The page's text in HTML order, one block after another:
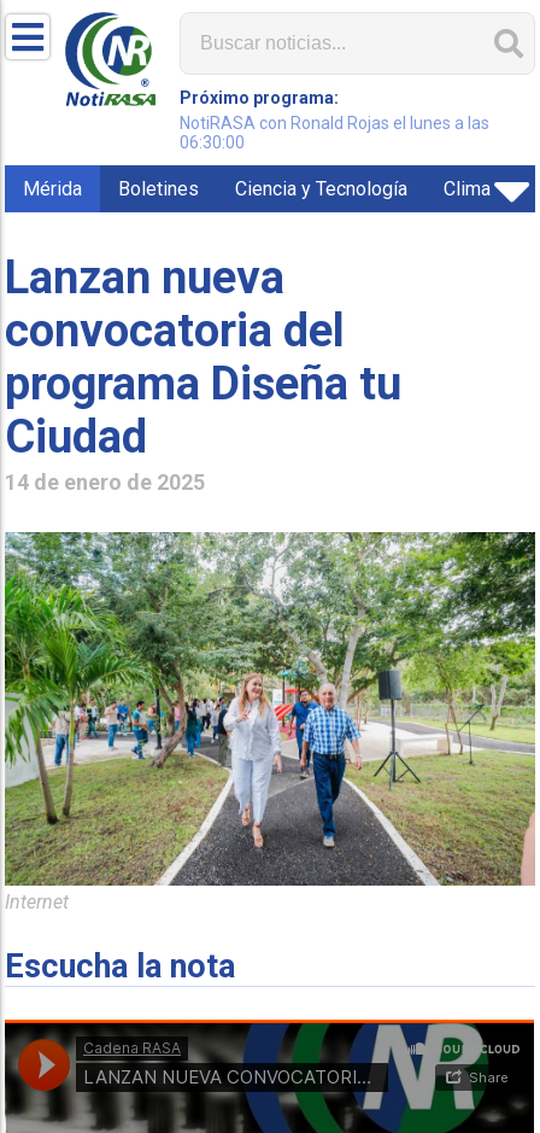
Próximo programa:
NotiRASA con Ronald Rojas el lunes a las
06:30:00
Mérida Boletines Ciencia y Tecnología Clima
Lanzan nueva
convocatoria del
programa Diseña tu
Ciudad
14 de enero de 2025
Internet
Escucha la nota